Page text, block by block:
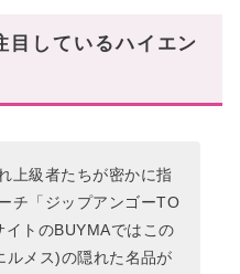
目しているハイエン
上級者たちが密かに指
チ「ジップアンゴーTO
トのBUYMAではこの
ルメス)の隠れた名品が